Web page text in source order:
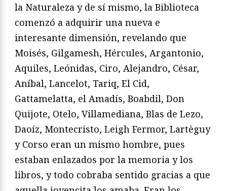
la Naturaleza y de sí mismo, la Biblioteca
comenzó a adquirir una nueva e
interesante dimensión, revelando que
Moisés, Gilgamesh, Hércules, Argantonio,
Aquiles, Leónidas, Ciro, Alejandro, César,
Aníbal, Lancelot, Tariq, El Cid,
Gattamelatta, el Amadís, Boabdil, Don
Quijote, Otelo, Villamediana, Blas de Lezo,
Daoíz, Montecristo, Leigh Fermor, Lartèguy
y Corso eran un mismo hombre, pues
estaban enlazados por la memoria y los
libros, y todo cobraba sentido gracias a que